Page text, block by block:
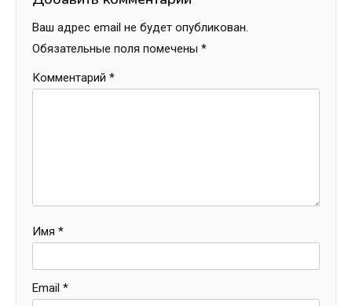
Ваш адрес email не будет опубликован.
Обязательные поля помечены *
Комментарий *
Имя *
Email *